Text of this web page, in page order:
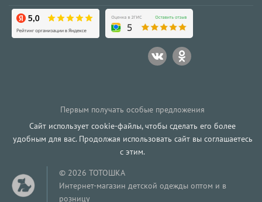
Первым получать особые предложения
Сайт использует cookie-файлы, чтобы сделать его более
удобным для вас. Продолжая использовать сайт вы соглашаетесь
с этим.
© 2026 ТОТОШКА
Интернет-магазин детской одежды оптом и в
розницу